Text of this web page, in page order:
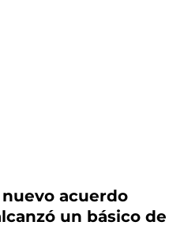
acuerdo
un básico de